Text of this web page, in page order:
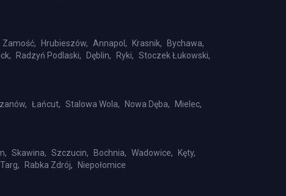
Zamość, Hrubieszów, Annapol, Krasnik,
Bychawa,
Radzyń Podlaski, Dęblin, Ryki, Stoczek Łukowski,
Łańcut, Stalowa Wola, Nowa Dęba,
Mielec,
Skawina, Szczucin, Bochnia, Wadowice,
Kęty,
Rabka Zdrój,
Niepołomice